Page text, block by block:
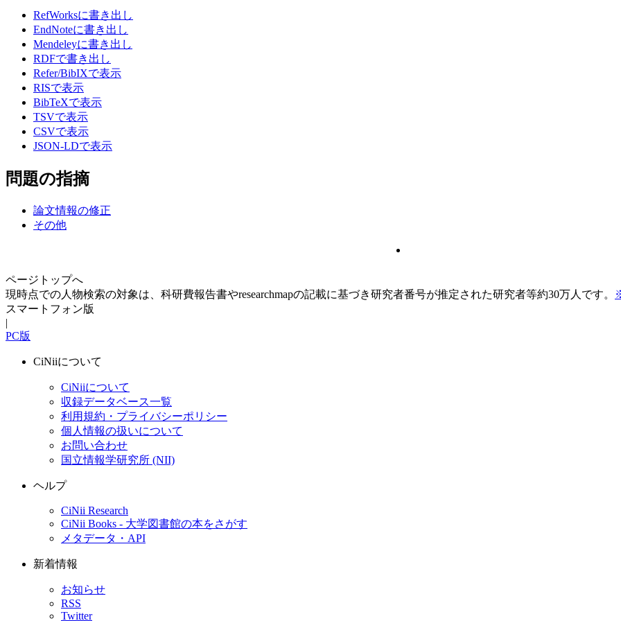
RefWorksに書き出し
EndNoteに書き出し
Mendeleyに書き出し
RDFで書き出し
Refer/BibIXで表示
RISで表示
BibTeXで表示
TSVで表示
CSVで表示
JSON-LDで表示
問題の指摘
論文情報の修正
その他
ページトップへ
現時点での人物検索の対象は、科研費報告書やresearchmapの記載に基づき研究者番号が推定された研究者等約30万人です。
スマートフォン版
|
PC版
CiNiiについて
CiNiiについて
収録データベース一覧
利用規約・プライバシーポリシー
個人情報の扱いについて
お問い合わせ
国立情報学研究所 (NII)
ヘルプ
CiNii Research
CiNii Books - 大学図書館の本をさがす
メタデータ・API
新着情報
お知らせ
RSS
Twitter